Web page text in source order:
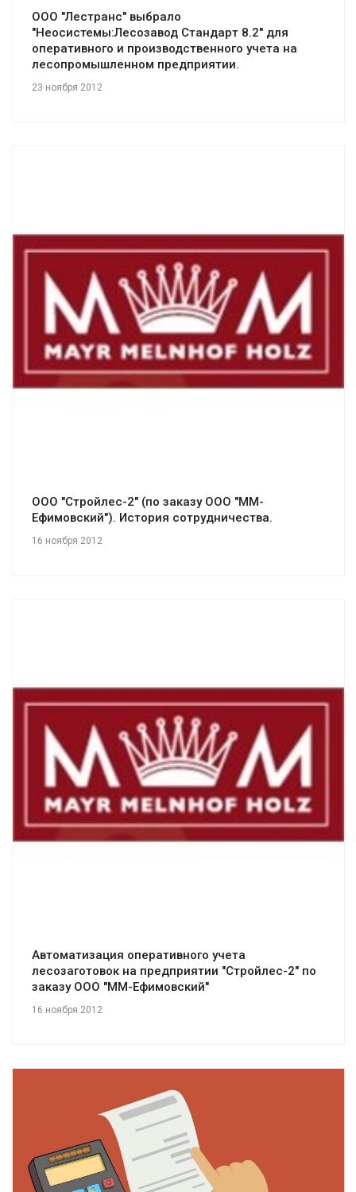
ООО "Лестранс" выбрало
"Неосистемы:Лесозавод Стандарт 8.2" для
оперативного и производственного учета на
лесопромышленном предприятии.
23 ноября 2012
Смотреть проект
ООО "Стройлес-2" (по заказу ООО "ММ-
Ефимовский"). История сотрудничества.
16 ноября 2012
Смотреть проект
Автоматизация оперативного учета
лесозаготовок на предприятии "Стройлес-2" по
заказу ООО "ММ-Ефимовский"
16 ноября 2012
Смотреть проект